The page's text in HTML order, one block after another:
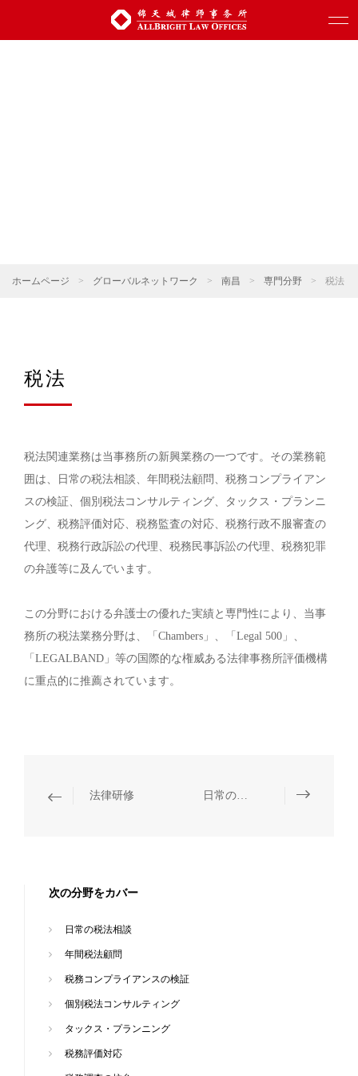
ホームページ > グローバルネットワーク > 南昌 > 専門分野 > 税法
税法
税法関連業務は当事務所の新興業務の一つです。その業務範
囲は、日常の税法相談、年間税法顧問、税務コンプライアン
スの検証、個別税法コンサルティング、タックス・プランニ
ング、税務評価対応、税務監査の対応、税務行政不服審査の
代理、税務行政訴訟の代理、税務民事訴訟の代理、税務犯罪
の弁護等に及んでいます。
この分野における弁護士の優れた実績と専門性により、当事
務所の税法業務分野は、「Chambers」、「Legal 500」、
「LEGALBAND」等の国際的な権威ある法律事務所評価機構
に重点的に推薦されています。
法律研修 日常の税法相談
次の分野をカバー
日常の税法相談
年間税法顧問
税務コンプライアンスの検証
個別税法コンサルティング
タックス・プランニング
税務評価対応